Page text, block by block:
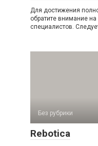
Для достижения
обратите внимание
специалистов.
Без рубрики
Rebotica